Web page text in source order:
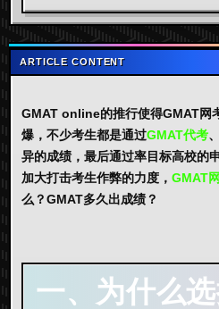
ARTICLE CONTENT
GMAT online的推行使得GMAT网
爆，不少考生都是通过GMAT代考、
异的成绩，最后通过率目标高校的
加大打击考生作弊的力度， GMAT
么？GMAT多久出成绩？
一、为什么